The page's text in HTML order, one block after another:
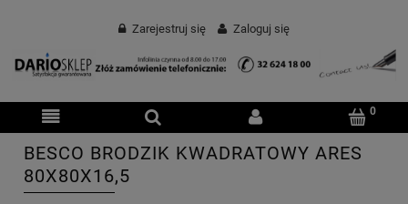
Zarejestruj się Zaloguj się
BESCO BRODZIK KWADRATOWY ARES
80X80X16,5